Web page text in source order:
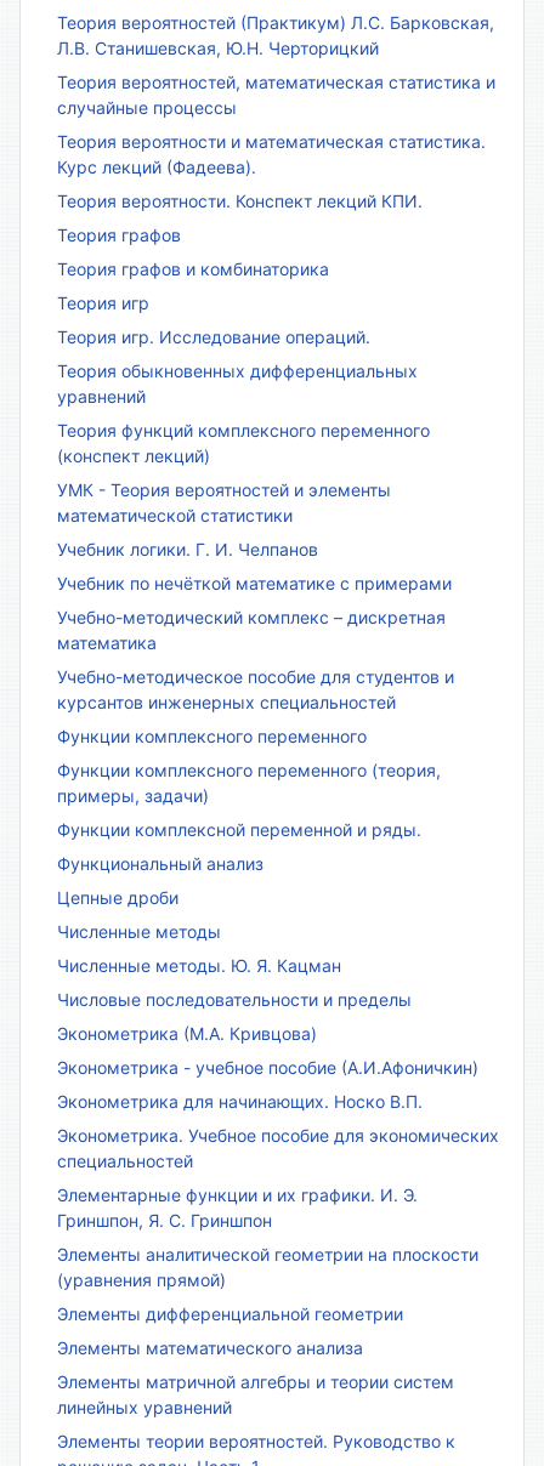
Теория вероятностей (Практикум) Л.С. Барковская,
Л.В. Станишевская, Ю.Н. Черторицкий
Теория вероятностей, математическая статистика и
случайные процессы
Теория вероятности и математическая статистика.
Курс лекций (Фадеева).
Теория вероятности. Конспект лекций КПИ.
Теория графов
Теория графов и комбинаторика
Теория игр
Теория игр. Исследование операций.
Теория обыкновенных дифференциальных
уравнений
Теория функций комплексного переменного
(конспект лекций)
УМК - Теория вероятностей и элементы
математической статистики
Учебник логики. Г. И. Челпанов
Учебник по нечёткой математике с примерами
Учебно-методический комплекс – дискретная
математика
Учебно-методическое пособие для студентов и
курсантов инженерных специальностей
Функции комплексного переменного
Функции комплексного переменного (теория,
примеры, задачи)
Функции комплексной переменной и ряды.
Функциональный анализ
Цепные дроби
Численные методы
Численные методы. Ю. Я. Кацман
Числовые последовательности и пределы
Эконометрика (М.А. Кривцова)
Эконометрика - учебное пособие (А.И.Афоничкин)
Эконометрика для начинающих. Носко В.П.
Эконометрика. Учебное пособие для экономических
специальностей
Элементарные функции и их графики. И. Э.
Гриншпон, Я. С. Гриншпон
Элементы аналитической геометрии на плоскости
(уравнения прямой)
Элементы дифференциальной геометрии
Элементы математического анализа
Элементы матричной алгебры и теории систем
линейных уравнений
Элементы теории вероятностей. Руководство к